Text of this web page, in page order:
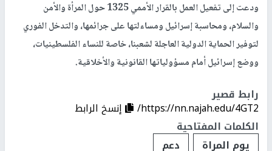
ودعت إلى تفعيل العمل بالقرار الأممي 1325 حول المرأة والأمن
والسلام، ومحاسبة إسرائيل ومساءلتها على جرائمها، والتدخل الفوري
لتوفير الحماية الدولية العاجلة لشعبنا، خاصة للنساء الفلسطينيات،
ووضع إسرائيل أمام مسؤولياتها القانونية والأخلاقية.
رابط قصير
https://nn.najah.edu/4GT2/
إنسخ الرابط
الكلمات المفتاحية
يوم المراة
دعم